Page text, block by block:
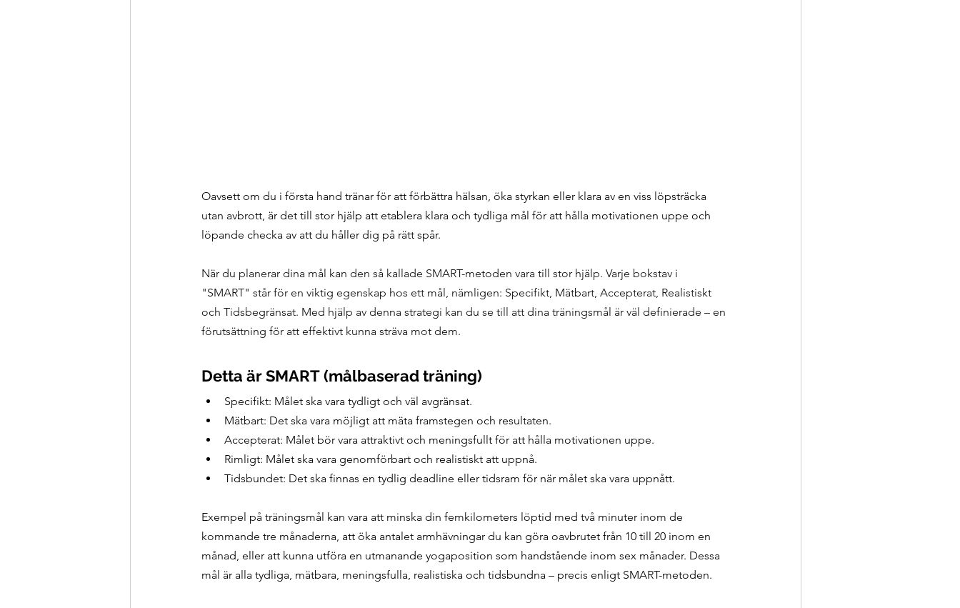
Oavsett om du i första hand tränar för att förbättra hälsan, öka styrkan eller klara av en viss löpsträcka
utan avbrott, är det till stor hjälp att etablera klara och tydliga mål för att hålla motivationen uppe och
löpande checka av att du håller dig på rätt spår.
När du planerar dina mål kan den så kallade SMART-metoden vara till stor hjälp. Varje bokstav i
"SMART" står för en viktig egenskap hos ett mål, nämligen: Specifikt, Mätbart, Accepterat, Realistiskt
och Tidsbegränsat. Med hjälp av denna strategi kan du se till att dina träningsmål är väl definierade – en
förutsättning för att effektivt kunna sträva mot dem.
Detta är SMART (målbaserad träning)
Specifikt: Målet ska vara tydligt och väl avgränsat.
Mätbart: Det ska vara möjligt att mäta framstegen och resultaten.
Accepterat: Målet bör vara attraktivt och meningsfullt för att hålla motivationen uppe.
Rimligt: Målet ska vara genomförbart och realistiskt att uppnå.
Tidsbundet: Det ska finnas en tydlig deadline eller tidsram för när målet ska vara uppnått.
Exempel på träningsmål kan vara att minska din femkilometers löptid med två minuter inom de
kommande tre månaderna, att öka antalet armhävningar du kan göra oavbrutet från 10 till 20 inom en
månad, eller att kunna utföra en utmanande yogaposition som handstående inom sex månader. Dessa
mål är alla tydliga, mätbara, meningsfulla, realistiska och tidsbundna – precis enligt SMART-metoden.